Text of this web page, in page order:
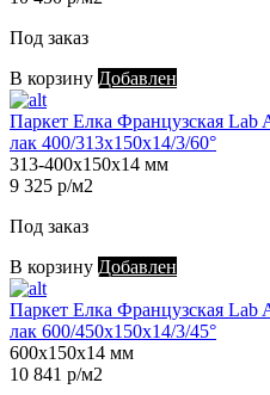
Под заказ
В корзину Добавлен
Паркет Елка Французская Lab
лак 400/313х150х14/3/60°
313-400х150х14 мм
9 325 р/м2
Под заказ
В корзину Добавлен
Паркет Елка Французская Lab
лак 600/450х150х14/3/45°
600х150х14 мм
10 841 р/м2